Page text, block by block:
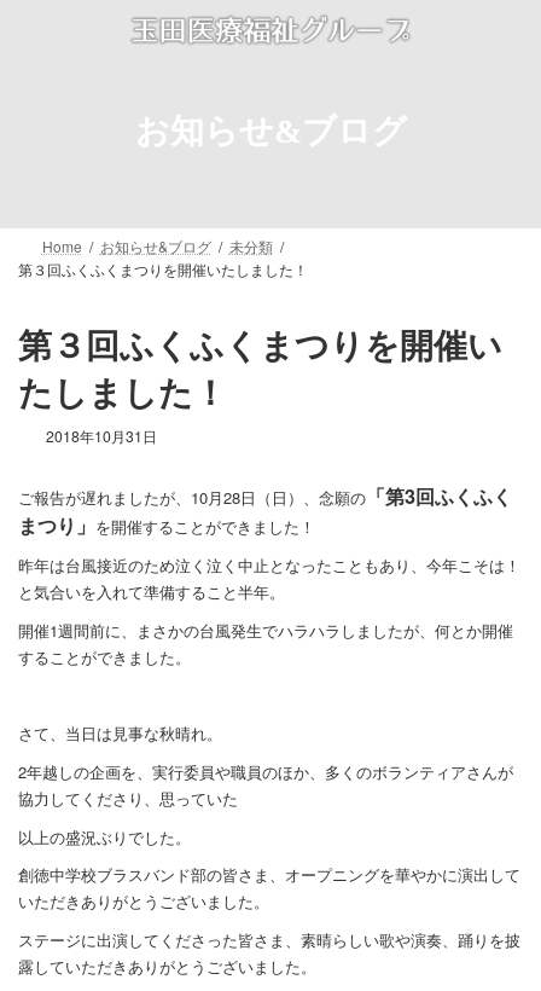
お知らせ&ブログ
Home お知らせ&ブログ
未分類
第３回ふくふくまつりを開催いたしました！
第３回ふくふくまつりを開催い
たしました！
2018年10月31日
ご報告が遅れましたが、10月28日（日）、念願の 「第3回ふくふく
まつり」 を開催することができました！
昨年は台風接近のため泣く泣く中止となったこともあり、今年こそは！
と気合いを入れて準備すること半年。
開催1週間前に、まさかの台風発生でハラハラしましたが、何とか開催
することができました。
さて、当日は見事な秋晴れ。
2年越しの企画を、実行委員や職員のほか、多くのボランティアさんが
協力してくださり、思っていた
以上の盛況ぶりでした。
創徳中学校ブラスバンド部の皆さま、オープニングを華やかに演出して
いただきありがとうございました。
ステージに出演してくださった皆さま、素晴らしい歌や演奏、踊りを披
露していただきありがとうございました。